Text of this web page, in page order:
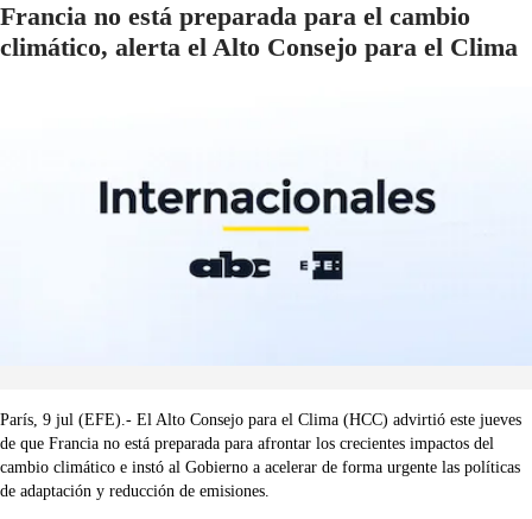
Francia no está preparada para el cambio
climático, alerta el Alto Consejo para el Clima
París, 9 jul (EFE).- El Alto Consejo para el Clima (HCC) advirtió este jueves
de que Francia no está preparada para afrontar los crecientes impactos del
cambio climático e instó al Gobierno a acelerar de forma urgente las políticas
de adaptación y reducción de emisiones.